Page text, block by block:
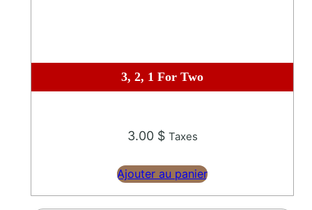
3, 2, 1 For Two
3.00 $ Taxes
Ajouter au panier